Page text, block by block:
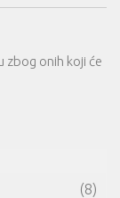
zbog onih koji će
(8)